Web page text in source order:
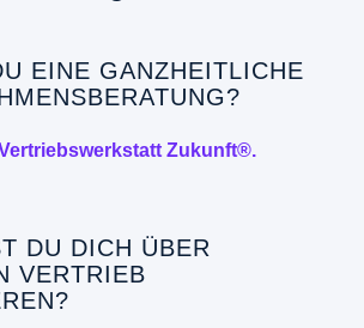
EINE GANZHEITLICHE
Zukunft®.
DU DICH ÜBER
VERTRIEB